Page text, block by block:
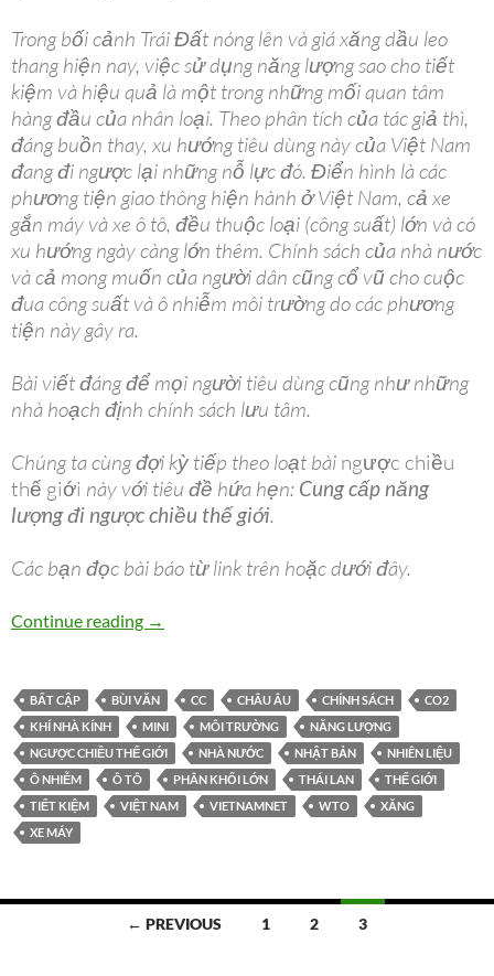
Trong bối cảnh Trái Đất nóng lên và giá xăng dầu leo
thang hiện nay, việc sử dụng năng lượng sao cho tiết
kiệm và hiệu quả là một trong những mối quan tâm
hàng đầu của nhân loại. Theo phân tích của tác giả thì,
đáng buồn thay, xu hướng tiêu dùng này của Việt Nam
đang đi ngược lại những nỗ lực đó. Điển hình là các
phương tiện giao thông hiện hành ở Việt Nam, cả xe
gắn máy và xe ô tô, đều thuộc loại (công suất) lớn và có
xu hướng ngày càng lớn thêm. Chính sách của nhà nước
và cả mong muốn của người dân cũng cổ vũ cho cuộc
đua công suất và ô nhiễm môi trường do các phương
tiện này gây ra.
Bài viết đáng để mọi người tiêu dùng cũng như những
nhà hoạch định chính sách lưu tâm.
Chúng ta cùng đợi kỳ tiếp theo loạt bài ngược chiều
thế giới này với tiêu đề hứa hẹn: Cung cấp năng
lượng đi ngược chiều thế giới.
Các bạn đọc bài báo từ link trên hoặc dưới đây.
Continue reading Ngược chiều thế giới
→
BẤT CẬP BÙI VĂN CC CHÂU ÂU CHÍNH SÁCH
CO2
KHÍ NHÀ KÍNH
MINI MÔI TRƯỜNG
NĂNG LƯỢNG
NGƯỢC CHIỀU THẾ GIỚI
NHÀ NƯỚC NHẬT BẢN
NHIÊN LIỆU
Ô NHIỄM
Ô TÔ PHÂN KHỐI LỚN THÁI LAN
THẾ GIỚI
TIẾT KIỆM
VIỆT NAM VIETNAMNET WTO
XĂNG
XE MÁY
← PREVIOUS 1 2 3